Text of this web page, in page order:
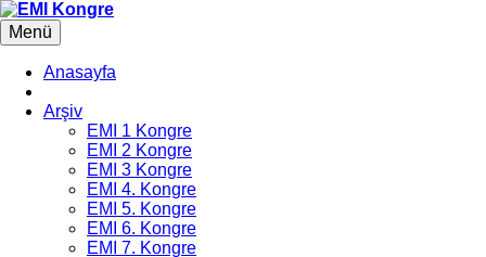
Menü
Anasayfa
Arşiv
EMI 1 Kongre
EMI 2 Kongre
EMI 3 Kongre
EMI 4. Kongre
EMI 5. Kongre
EMI 6. Kongre
EMI 7. Kongre